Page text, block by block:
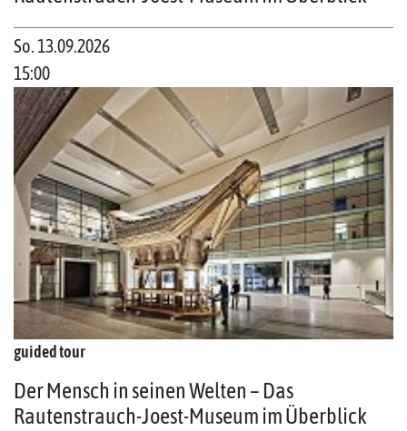
So. 13.09.2026
15:00
guided tour
Der Mensch in seinen Welten – Das
Rautenstrauch-Joest-Museum im Überblick